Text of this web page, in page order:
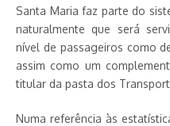
Santa Maria faz parte do
naturalmente que será
nível de passageiros como
assim como um
titular da pasta dos
Numa referência às